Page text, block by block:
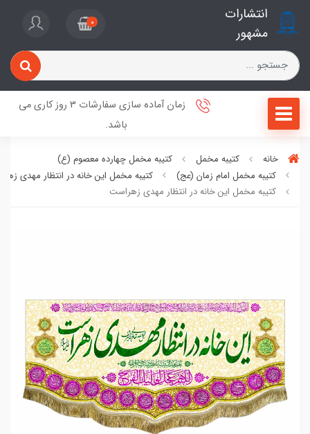
انتشارات
مشهور
0
زمان آماده سازی سفارشات 3 روز کاری می
باشد.
خانه کتیبه مخمل
کتیبه مخمل چهارده معصوم (ع)
کتیبه مخمل امام زمان (عج)
کتیبه مخمل این خانه در انتظار مهدی
کتیبه مخمل این خانه در انتظار مهدی زهراست